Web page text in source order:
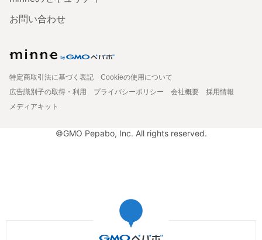
お問い合わせ
特定商取引法に基づく表記
Cookieの使用について
広告識別子の取得・利用
プライバシーポリシー 会社概要
採用情報
メディアキット
©GMO Pepabo, Inc. All rights reserved.